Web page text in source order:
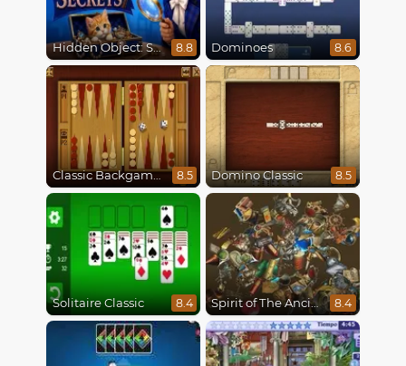
Hidden Object: Street Of Secrets 8.8 Dominoes 8.6
Classic Backgammon 8.5 Domino Classic 8.5
Solitaire Classic 8.4 Spirit of The Ancient Forest 8.4